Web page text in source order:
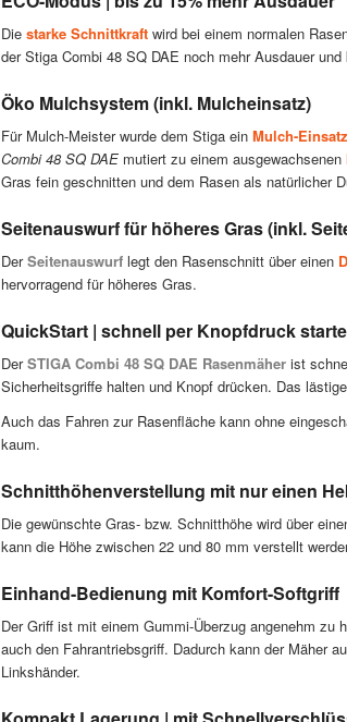
Die starke Schnittkraft wird bei einem normalen
der Stiga Combi 48 SQ DAE noch mehr Ausdauer
Öko Mulchsystem (inkl. Mulcheinsatz)
Für Mulch-Meister wurde dem Stiga ein Mulch-Einsatz
Combi 48 SQ DAE mutiert zu einem ausgewachsenen
Gras fein geschnitten und dem Rasen als natürlicher
Seitenauswurf für höheres Gras (inkl.
DerSeitenauswurf legt den Rasenschnitt über einen
hervorragend für höheres Gras.
QuickStart | schnell per Knopfdruck
DerSTIGA Combi 48 SQ DAE Rasenmäher ist
Sicherheitsgriffe halten und Knopf drücken. Das
Auch das Fahren zur Rasenfläche kann ohne
kaum.
Schnitthöhenverstellung mit nur einen
Die gewünschte Gras- bzw. Schnitthöhe wird über
kann die Höhe zwischen 22 und 80 mm verstellt
Einhand-Bedienung mit Komfort-Softgriff
Der Griff ist mit einem Gummi-Überzug angenehm
auch den Fahrantriebsgriff. Dadurch kann der Mäher
Linkshänder.